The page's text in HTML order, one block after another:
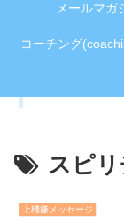
メールマガ
コーチング
スピ
上機嫌メッセージ